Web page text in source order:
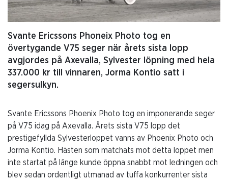
Svante Ericssons Phoneix Photo tog en
övertygande V75 seger när årets sista lopp
avgjordes på Axevalla, Sylvester löpning med hela
337.000 kr till vinnaren, Jorma Kontio satt i
segersulkyn.
Svante Ericssons Phoenix Photo tog en imponerande seger
på V75 idag på Axevalla. Årets sista V75 lopp det
prestigefyllda Sylvesterloppet vanns av Phoenix Photo och
Jorma Kontio. Hästen som matchats mot detta loppet men
inte startat på länge kunde öppna snabbt mot ledningen och
blev sedan ordentligt utmanad av tuffa konkurrenter sista